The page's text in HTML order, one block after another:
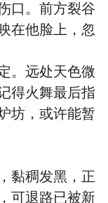
口。前方裂谷
在他脸上，忽
。远处天色微
得火舞最后指
坊，或许能暂
黏稠发黑，正
可退路已被新